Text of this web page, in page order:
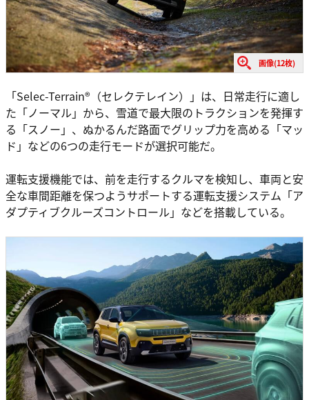
画像(12枚)
「Selec-Terrain®（セレクテレイン）」は、日常走行に適し
た「ノーマル」から、雪道で最大限のトラクションを発揮す
る「スノー」、ぬかるんだ路面でグリップ力を高める「マッ
ド」などの6つの走行モードが選択可能だ。
運転支援機能では、前を走行するクルマを検知し、車両と安
全な車間距離を保つようサポートする運転支援システム「ア
ダプティブクルーズコントロール」などを搭載している。